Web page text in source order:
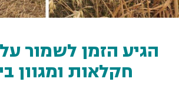
הגיע הזמן לשמור
חקלאות ומגוון